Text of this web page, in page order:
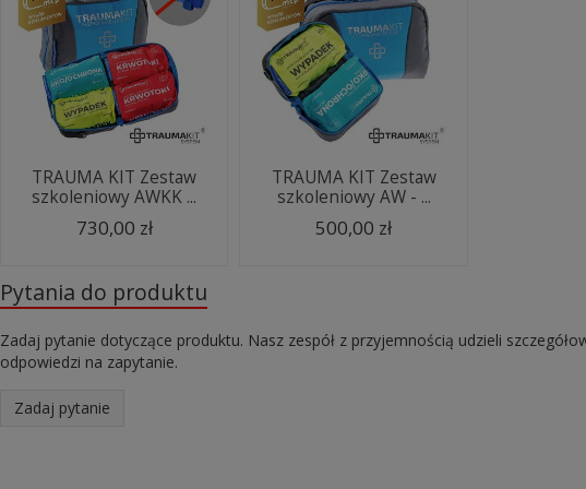
TRAUMA KIT Zestaw
szkoleniowy AWKK ...
730,00 zł
TRAUMA KIT Zestaw
szkoleniowy AW - ...
500,00 zł
Pytania do produktu
Zadaj pytanie dotyczące produktu. Nasz zespół z przyjemnością udzieli
odpowiedzi na zapytanie.
Zadaj pytanie